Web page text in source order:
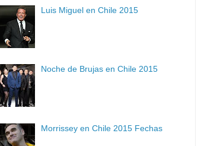
Luis Miguel en Chile 2015
Noche de Brujas en Chile 2015
Morrissey en Chile 2015 Fechas